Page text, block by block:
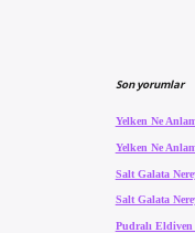
Son yorumlar
Yelken Ne
Yelken Ne
Salt Galata
Salt Galata
Pudralı Eldiven